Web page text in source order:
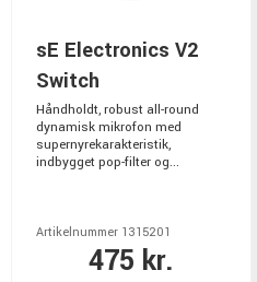
sE Electronics V2
Switch
Håndholdt, robust all-round
dynamisk mikrofon med
supernyrekarakteristik,
indbygget pop-filter og...
Artikelnummer 1315201
475 kr.